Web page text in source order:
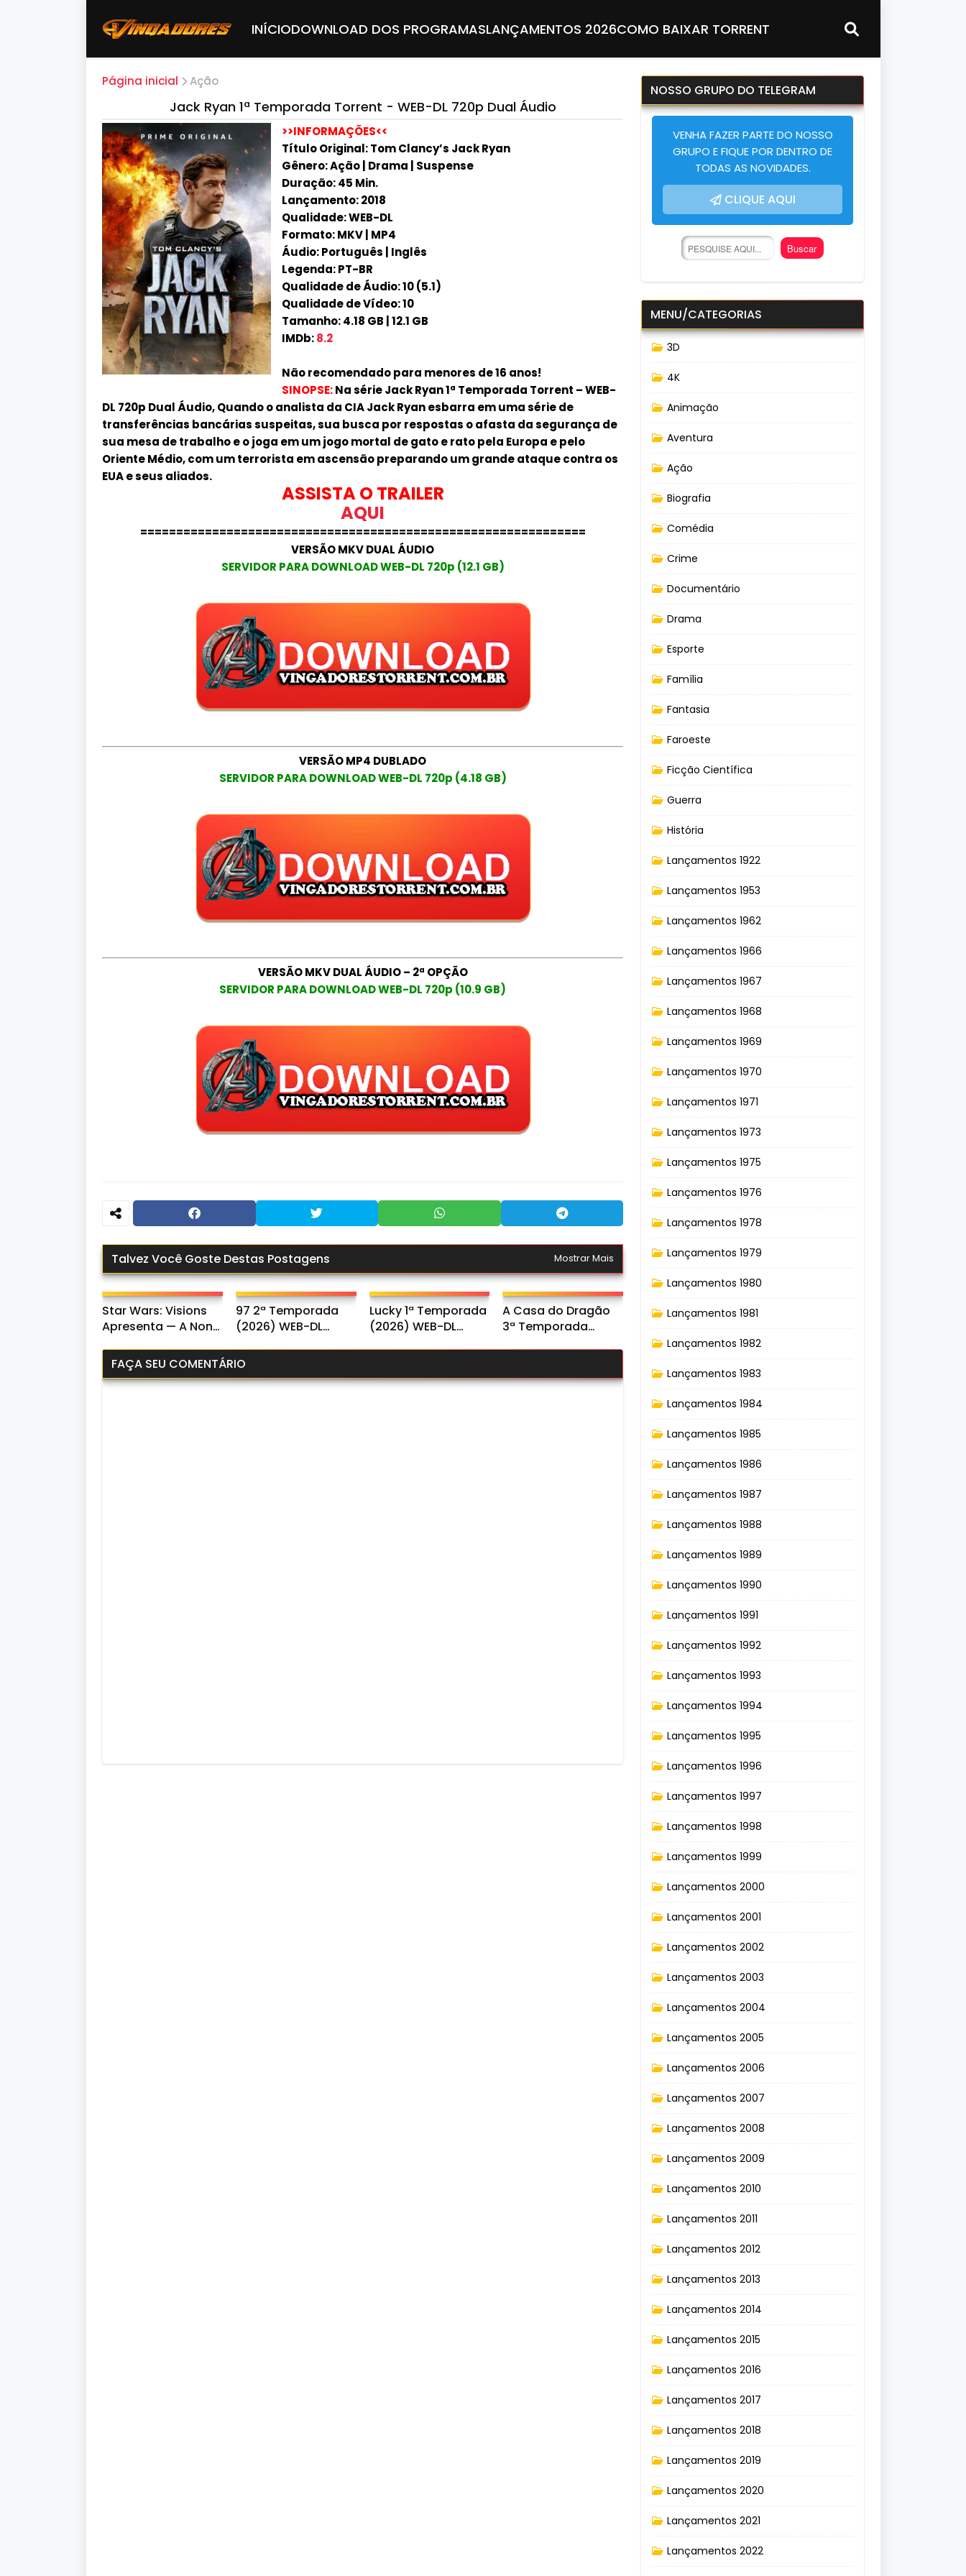
INÍCIODOWNLOAD DOS PROGRAMASLANÇAMENTOS 2026COMO BAIXAR TORRENT
Página inicial Ação
Jack Ryan 1ª Temporada Torrent - WEB-DL 720p Dual Áudio
>>INFORMAÇÕES<<
Título Original: Tom Clancy’s Jack Ryan
Gênero: Ação | Drama | Suspense
Duração: 45 Min.
Lançamento: 2018
Qualidade: WEB-DL
Formato: MKV | MP4
Áudio: Português | Inglês
Legenda: PT-BR
Qualidade de Áudio: 10 (5.1)
Qualidade de Vídeo: 10
Tamanho: 4.18 GB | 12.1 GB
IMDb:8.2
Não recomendado para menores de 16 anos!
SINOPSE:Na série Jack Ryan 1ª Temporada Torrent – WEB-
DL 720p Dual Áudio, Quando o analista da CIA Jack Ryan esbarra em uma série de
transferências bancárias suspeitas, sua busca por respostas o afasta da segurança de
sua mesa de trabalho e o joga em um jogo mortal de gato e rato pela Europa e pelo
Oriente Médio, com um terrorista em ascensão preparando um grande ataque contra os
EUA e seus aliados.
ASSISTA O TRAILER
AQUI
==============================================================
VERSÃO MKV DUAL ÁUDIO
SERVIDOR PARA DOWNLOAD WEB-DL 720p (12.1 GB)
VERSÃO MP4 DUBLADO
SERVIDOR PARA DOWNLOAD WEB-DL 720p (4.18 GB)
VERSÃO MKV DUAL ÁUDIO – 2ª OPÇÃO
SERVIDOR PARA DOWNLOAD WEB-DL 720p (10.9 GB)
Talvez Você Goste Destas Postagens Mostrar Mais
Star Wars: Visions
Apresenta — A Nona
(2026) WEB-DL
1080p Dual Áudio
97 2ª Temporada
(2026) WEB-DL
Lucky 1ª Temporada
(2026) WEB-DL
A Casa do Dragão
3ª Temporada
FAÇA SEU COMENTÁRIO
NOSSO GRUPO DO TELEGRAM
VENHA FAZER PARTE DO NOSSO
GRUPO E FIQUE POR DENTRO DE
TODAS AS NOVIDADES.
CLIQUE AQUI
MENU/CATEGORIAS
3D
4K
Animação
Aventura
Ação
Biografia
Comédia
Crime
Documentário
Drama
Esporte
Família
Fantasia
Faroeste
Ficção Científica
Guerra
História
Lançamentos 1922
Lançamentos 1953
Lançamentos 1962
Lançamentos 1966
Lançamentos 1967
Lançamentos 1968
Lançamentos 1969
Lançamentos 1970
Lançamentos 1971
Lançamentos 1973
Lançamentos 1975
Lançamentos 1976
Lançamentos 1978
Lançamentos 1979
Lançamentos 1980
Lançamentos 1981
Lançamentos 1982
Lançamentos 1983
Lançamentos 1984
Lançamentos 1985
Lançamentos 1986
Lançamentos 1987
Lançamentos 1988
Lançamentos 1989
Lançamentos 1990
Lançamentos 1991
Lançamentos 1992
Lançamentos 1993
Lançamentos 1994
Lançamentos 1995
Lançamentos 1996
Lançamentos 1997
Lançamentos 1998
Lançamentos 1999
Lançamentos 2000
Lançamentos 2001
Lançamentos 2002
Lançamentos 2003
Lançamentos 2004
Lançamentos 2005
Lançamentos 2006
Lançamentos 2007
Lançamentos 2008
Lançamentos 2009
Lançamentos 2010
Lançamentos 2011
Lançamentos 2012
Lançamentos 2013
Lançamentos 2014
Lançamentos 2015
Lançamentos 2016
Lançamentos 2017
Lançamentos 2018
Lançamentos 2019
Lançamentos 2020
Lançamentos 2021
Lançamentos 2022